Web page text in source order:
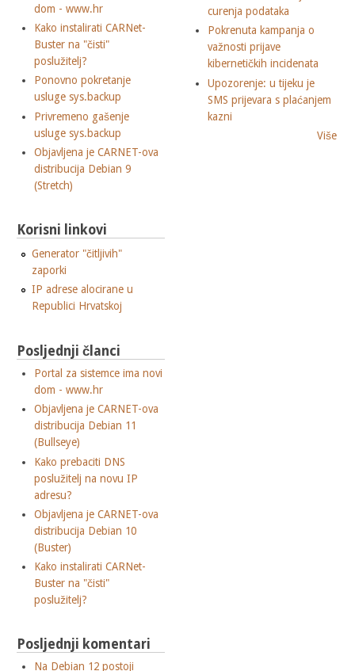
dom - www.hr
Kako instalirati CARNet-
Buster na "čisti"
poslužitelj?
Ponovno pokretanje
usluge sys.backup
Privremeno gašenje
usluge sys.backup
Objavljena je CARNET-ova
distribucija Debian 9
(Stretch)
Korisni linkovi
Generator "čitljivih"
zaporki
IP adrese alocirane u
Republici Hrvatskoj
Posljednji članci
Portal za sistemce ima novi
dom - www.hr
Objavljena je CARNET-ova
distribucija Debian 11
(Bullseye)
Kako prebaciti DNS
poslužitelj na novu IP
adresu?
Objavljena je CARNET-ova
distribucija Debian 10
(Buster)
Kako instalirati CARNet-
Buster na "čisti"
poslužitelj?
Posljednji komentari
Na Debian 12 postoji
curenja podataka
Pokrenuta kampanja o
važnosti prijave
kibernetičkih incidenata
Upozorenje: u tijeku je
SMS prijevara s plaćanjem
kazni
Više